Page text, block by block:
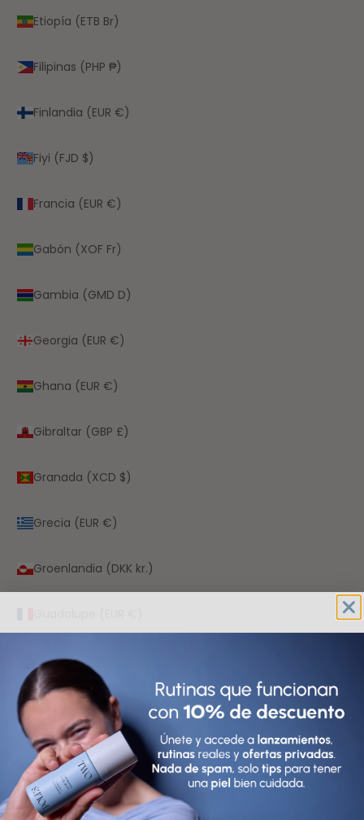
Etiopía (ETB Br)
Filipinas (PHP ₱)
Finlandia (EUR €)
Fiyi (FJD $)
Francia (EUR €)
Gabón (XOF Fr)
Gambia (GMD D)
Georgia (EUR €)
Ghana (EUR €)
Gibraltar (GBP £)
Granada (XCD $)
Grecia (EUR €)
Groenlandia (DKK kr.)
Guatemala (GTQ Q)
Guayana Francesa (EUR €)
Guernesey (GBP £)
Guinea (GNF Fr)